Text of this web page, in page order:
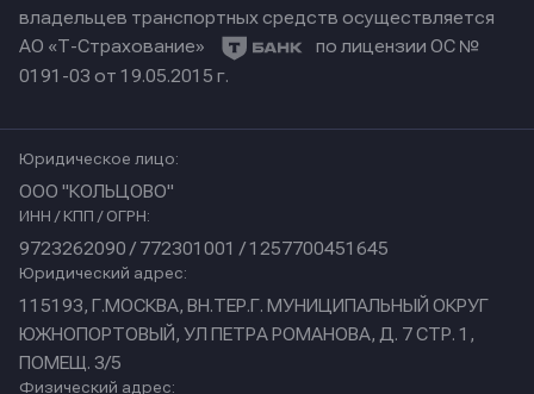
владельцев транспортных средств осуществляется
АО «Т-Страхование»
по лицензии ОС №
0191-03 от 19.05.2015 г.
Юридическое лицо:
ООО "КОЛЬЦОВО"
ИНН / КПП / ОГРН:
9723262090 / 772301001 / 1257700451645
Юридический адрес:
115193, Г.МОСКВА, ВН.ТЕР.Г. МУНИЦИПАЛЬНЫЙ ОКРУГ
ЮЖНОПОРТОВЫЙ, УЛ ПЕТРА РОМАНОВА, Д. 7 СТР. 1,
ПОМЕЩ. 3/5
Физический адрес: